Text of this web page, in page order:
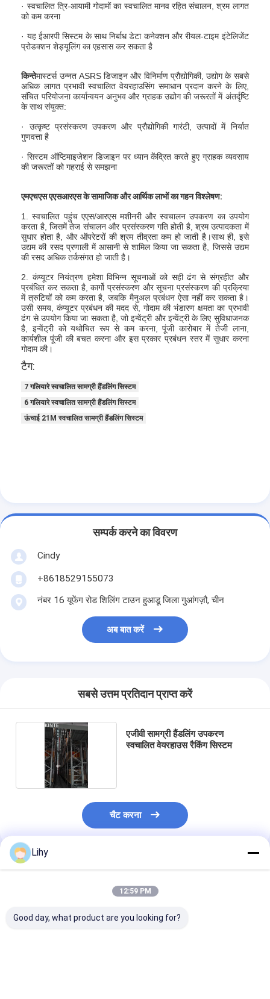
घर
उत्पाद
समाचार
मामले
ब्लॉग
ASRS स्टेकर क्रेन
ASRS रैकिंग सिस्टम
पैलेट कन्वेयर सिस्टम
कार्टन कन्वेयर सिस्टम
कन्वेयर सॉर्टिंग सिस्टम
गोदाम लिफ्ट
· स्वचालित त्रि-आयामी गोदामों का स्वचालित मानव रहित संचालन, श्रम लागत
को कम करना
· यह ईआरपी सिस्टम के साथ निर्बाध डेटा कनेक्शन और रीयल-टाइम इंटेलिजेंट
प्रोडक्शन शेड्यूलिंग का एहसास कर सकता है
किन्तेमास्टर्स उन्नत ASRS डिजाइन और विनिर्माण प्रौद्योगिकी, उद्योग के सबसे
अधिक लागत प्रभावी स्वचालित वेयरहाउसिंग समाधान प्रदान करने के लिए,
संचित परियोजना कार्यान्वयन अनुभव और ग्राहक उद्योग की जरूरतों में अंतर्दृष्टि
के साथ संयुक्त:
· उत्कृष्ट प्रसंस्करण उपकरण और प्रौद्योगिकी गारंटी, उत्पादों में निर्यात
गुणवत्ता है
· सिस्टम ऑप्टिमाइजेशन डिजाइन पर ध्यान केंद्रित करते हुए ग्राहक व्यवसाय
की जरूरतों को गहराई से समझना
एमएचएस एएसआरएस के सामाजिक और आर्थिक लाभों का गहन विश्लेषण:
1. स्वचालित पहुंच एएस/आरएस मशीनरी और स्वचालन उपकरण का उपयोग
करता है, जिसमें तेज संचालन और प्रसंस्करण गति होती है, श्रम उत्पादकता में
सुधार होता है, और ऑपरेटरों की श्रम तीव्रता कम हो जाती है।साथ ही, इसे
उद्यम की रसद प्रणाली में आसानी से शामिल किया जा सकता है, जिससे उद्यम
की रसद अधिक तर्कसंगत हो जाती है।
2. कंप्यूटर नियंत्रण हमेशा विभिन्न सूचनाओं को सही ढंग से संग्रहीत और
प्रबंधित कर सकता है, कार्गो प्रसंस्करण और सूचना प्रसंस्करण की प्रक्रिया
में त्रुटियों को कम करता है, जबकि मैनुअल प्रबंधन ऐसा नहीं कर सकता है।
उसी समय, कंप्यूटर प्रबंधन की मदद से, गोदाम की भंडारण क्षमता का प्रभावी
ढंग से उपयोग किया जा सकता है, जो इन्वेंट्री और इन्वेंट्री के लिए सुविधाजनक
है, इन्वेंट्री को यथोचित रूप से कम करना, पूंजी कारोबार में तेजी लाना,
कार्यशील पूंजी की बचत करना और इस प्रकार प्रबंधन स्तर में सुधार करना
गोदाम की।
टैग:
7 गलियारे स्वचालित सामग्री हैंडलिंग सिस्टम
6 गलियारे स्वचालित सामग्री हैंडलिंग सिस्टम
ऊंचाई 21M स्वचालित सामग्री हैंडलिंग सिस्टम
सम्पर्क करने का विवरण
Cindy
+8618529155073
नंबर 16 यूफेंग रोड शिलिंग टाउन हुआडू जिला गुआंगज़ौ, चीन
अब बात करें
सबसे उत्तम प्रतिदान प्राप्त करें
एजीवी सामग्री हैंडलिंग उपकरण
स्वचालित वेयरहाउस रैकिंग सिस्टम
चैट करना
अनुशंसित उत्पाद
Lihy
12:59 PM
Good day, what product are you looking for?